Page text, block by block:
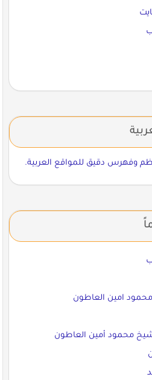
وفهرس دقيق للمواقع العربية.
امين العاطون
محمود أمين العاطون